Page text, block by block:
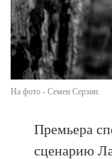
На фото - Семен Серзин.
Премьера
сценарию